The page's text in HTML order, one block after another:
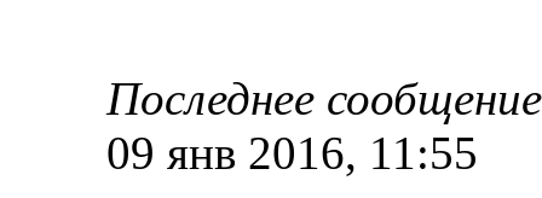
Последнее
09 янв 2016, 11:55